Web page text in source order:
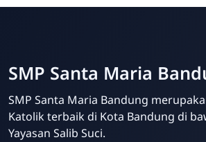
SMP Santa Maria
SMP Santa Maria Bandung
Katolik terbaik di Kota Bandung di
Yayasan Salib Suci.